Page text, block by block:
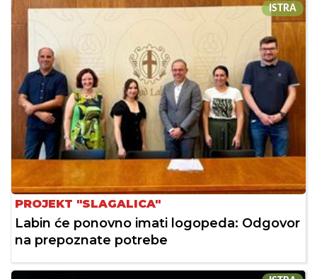
ISTRA
PROJEKT "SLAGALICA"
Labin će ponovno imati logopeda: Odgovor
na prepoznate potrebe